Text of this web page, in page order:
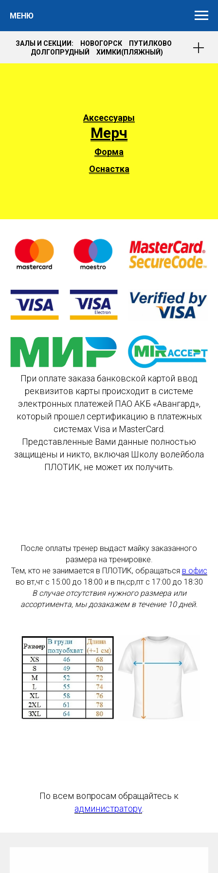
МЕНЮ
ЗАЛЫ И СЕКЦИИ: НОВОГОРСК ПУТИЛКОВО
ДОЛГОПРУДНЫЙ ХИМКИ(ПЛЯЖНЫЙ)
Аксессуары
Мерч
Форма
Оснастка
При оплате заказа банковской картой ввод
реквизитов карты происходит в системе
электронных платежей ПАО АКБ «Авангард»,
который прошел сертификацию в платежных
системах Visa и MasterCard.
Представленные Вами данные полностью
защищены и никто, включая Школу волейбола
ПЛОТИК, не может их получить.
После оплаты тренер выдаст майку заказанного
размера на тренировке.
Тем, кто не занимается в ПЛОТИК, обращаться в офис
во вт,чт с 15:00 до 18:00 и в пн,ср,пт с 17:00 до 18:30
В случае отсутствия нужного размераили
ассортимента, мы дозакажем в течение 10 дней.
По всем вопросам обращайтесь к
администратору.